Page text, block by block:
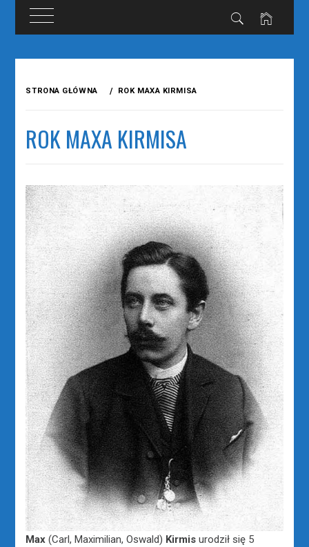
STRONA GŁÓWNA ROK MAXA KIRMISA
ROK MAXA KIRMISA
Max(Carl, Maximilian, Oswald) Kirmis urodził się 5